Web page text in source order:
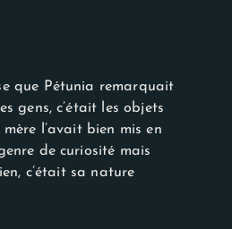
que Pétunia remarquait
gens, c’était les objets
l’avait bien mis en
de curiosité mais
c’était sa nature